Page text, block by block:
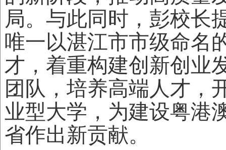
局。与此同时，彭校长
唯一以湛江市市级命名
才，着重构建创新创业
团队，培养高端人才，
业型大学，为建设粤港
省作出新贡献。